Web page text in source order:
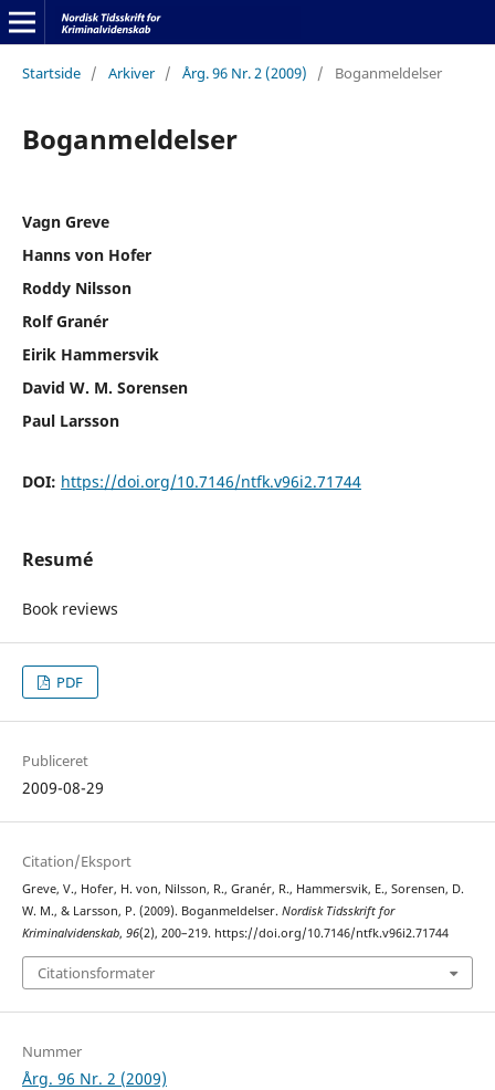
Startside / Arkiver / Årg. 96 Nr. 2 (2009) / Boganmeldelser
Boganmeldelser
Vagn Greve
Hanns von Hofer
Roddy Nilsson
Rolf Granér
Eirik Hammersvik
David W. M. Sorensen
Paul Larsson
DOI: https://doi.org/10.7146/ntfk.v96i2.71744
Resumé
Book reviews
PDF
Publiceret
2009-08-29
Citation/Eksport
Greve, V., Hofer, H. von, Nilsson, R., Granér, R., Hammersvik, E., Sorensen, D.
W. M., & Larsson, P. (2009). Boganmeldelser. Nordisk Tidsskrift for
Kriminalvidenskab, 96(2), 200–219. https://doi.org/10.7146/ntfk.v96i2.71744
Citationsformater
Nummer
Årg. 96 Nr. 2 (2009)